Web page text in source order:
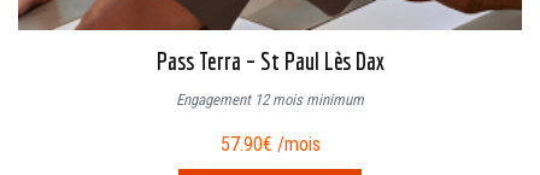
Pass Terra – St Paul Lès Dax
Engagement 12 mois minimum
57.90€ /mois